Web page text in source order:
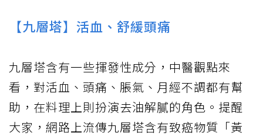
【九層塔】活血、舒緩頭痛
九層塔含有一些揮發性成分，中醫觀點來
看，對活血、頭痛、脹氣、月經不調都有幫
助，在料理上則扮演去油解膩的角色。提醒
大家，網路上流傳九層塔含有致癌物質「黃